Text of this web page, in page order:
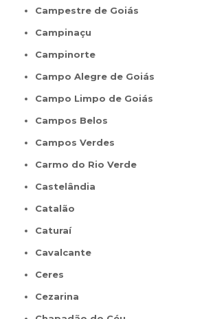
Campestre de Goiás
Campinaçu
Campinorte
Campo Alegre de Goiás
Campo Limpo de Goiás
Campos Belos
Campos Verdes
Carmo do Rio Verde
Castelândia
Catalão
Caturaí
Cavalcante
Ceres
Cezarina